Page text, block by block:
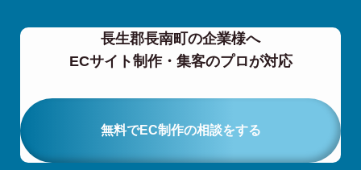
長生郡長南町の企業様へ
ECサイト制作・集客のプロが対応
無料でEC制作の相談をする